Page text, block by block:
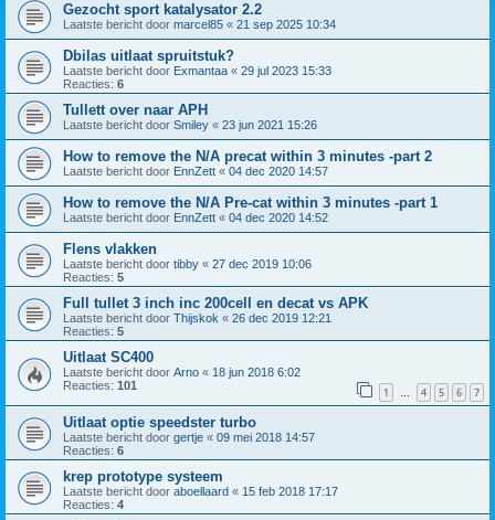
Gezocht sport katalysator 2.2
Laatste bericht door marcel85 « 21 sep 2025 10:34
Dbilas uitlaat spruitstuk?
Laatste bericht door Exmantaa « 29 jul 2023 15:33
Reacties: 6
Tullett over naar APH
Laatste bericht door Smiley « 23 jun 2021 15:26
How to remove the N/A precat within 3 minutes -part 2
Laatste bericht door EnnZett « 04 dec 2020 14:57
How to remove the N/A Pre-cat within 3 minutes -part 1
Laatste bericht door EnnZett « 04 dec 2020 14:52
Flens vlakken
Laatste bericht door tibby « 27 dec 2019 10:06
Reacties: 5
Full tullet 3 inch inc 200cell en decat vs APK
Laatste bericht door Thijskok « 26 dec 2019 12:21
Reacties: 5
Uitlaat SC400
Laatste bericht door Arno « 18 jun 2018 6:02
Reacties: 101 1 … 4 5 6 7
Uitlaat optie speedster turbo
Laatste bericht door gertje « 09 mei 2018 14:57
Reacties: 6
krep prototype systeem
Laatste bericht door aboellaard « 15 feb 2018 17:17
Reacties: 4